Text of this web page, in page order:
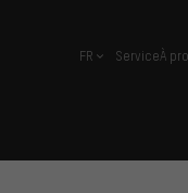
français
FR ServiceÀ